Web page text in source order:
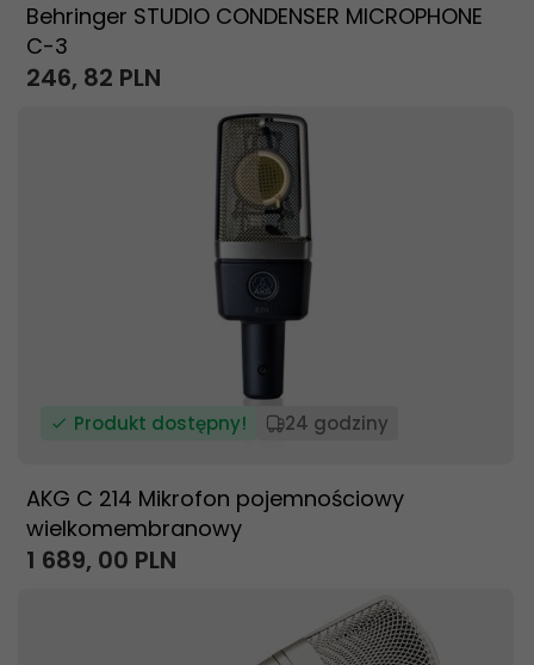
Behringer STUDIO CONDENSER MICROPHONE
C-3
246, 82 PLN
Produkt dostępny! 24 godziny
AKG C 214 Mikrofon pojemnościowy
wielkomembranowy
1 689, 00 PLN